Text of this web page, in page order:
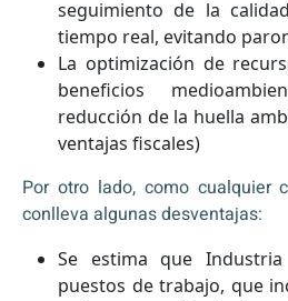
seguimiento de la
tiempo real, evitando
La optimización de
beneficios
reducción de la huella
ventajas fiscales)
Por otro lado, como cualquier
conlleva algunas desventajas:
Se estima que
puestos de trabajo, que